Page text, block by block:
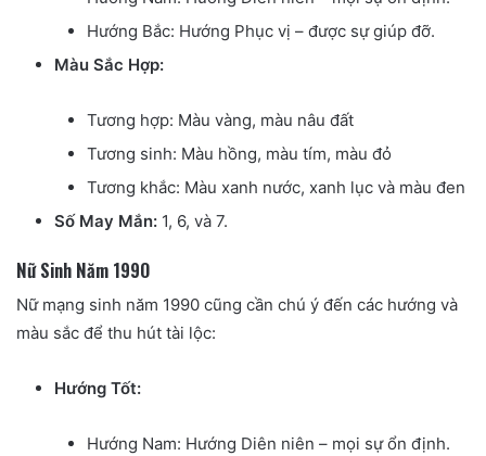
Hướng Bắc: Hướng Phục vị – được sự giúp đỡ.
Màu Sắc Hợp:
Tương hợp: Màu vàng, màu nâu đất
Tương sinh: Màu hồng, màu tím, màu đỏ
Tương khắc: Màu xanh nước, xanh lục và màu đen
Số May Mắn: 1, 6, và 7.
Nữ Sinh Năm 1990
Nữ mạng sinh năm 1990 cũng cần chú ý đến các hướng và
màu sắc để thu hút tài lộc:
Hướng Tốt:
Hướng Nam: Hướng Diên niên – mọi sự ổn định.